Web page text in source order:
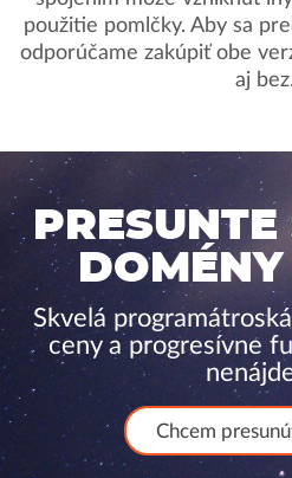
použitie pomlčky. Aby sa
odporúčame zakúpiť obe
aj bez.
Skvelá
ceny a progresívne
Chcem